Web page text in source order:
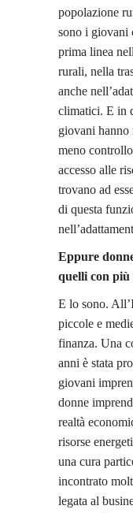
popolazione
sono i giovani
prima linea
rurali, nella
anche
climatici. E in
giovani hanno
meno
accesso alle
trovano ad
di questa
Eppure
quelli con più
E lo sono.
piccole e
finanza. Una
anni è stata
giovani
donne
realtà
risorse
una cura
incontrato
legata al